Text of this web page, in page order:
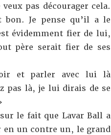
pas décourager cela.
bon. Je pense qu’il a le
évidemment fier de lui,
père serait fier de ses
et parler avec lui là
pas là, je lui dirais de se
le fait que Lavar Ball a
un contre un, le grand